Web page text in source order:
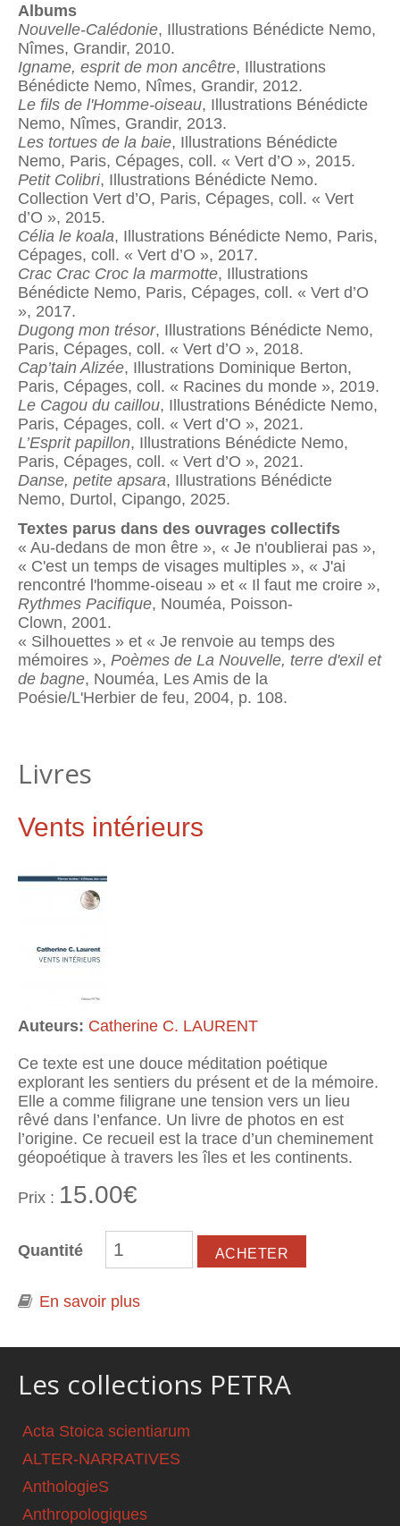
Albums
Nouvelle-Calédonie, Illustrations Bénédicte Nemo,
Nîmes, Grandir, 2010.
Igname, esprit de mon ancêtre, Illustrations
Bénédicte Nemo, Nîmes, Grandir, 2012.
Le fils de l'Homme-oiseau, Illustrations Bénédicte
Nemo, Nîmes, Grandir, 2013.
Les tortues de la baie, Illustrations Bénédicte
Nemo, Paris, Cépages, coll. « Vert d’O », 2015.
Petit Colibri, Illustrations Bénédicte Nemo.
Collection Vert d’O, Paris, Cépages, coll. « Vert
d’O », 2015.
Célia le koala, Illustrations Bénédicte Nemo, Paris,
Cépages, coll. « Vert d’O », 2017.
Crac Crac Croc la marmotte, Illustrations
Bénédicte Nemo, Paris, Cépages, coll. « Vert d’O
», 2017.
Dugong mon trésor, Illustrations Bénédicte Nemo,
Paris, Cépages, coll. « Vert d’O », 2018.
Cap’tain Alizée, Illustrations Dominique Berton,
Paris, Cépages, coll. « Racines du monde », 2019.
Le Cagou du caillou, Illustrations Bénédicte Nemo,
Paris, Cépages, coll. « Vert d’O », 2021.
L’Esprit papillon, Illustrations Bénédicte Nemo,
Paris, Cépages, coll. « Vert d’O », 2021.
Danse, petite apsara, Illustrations Bénédicte
Nemo, Durtol, Cipango, 2025.
Textes parus dans des ouvrages collectifs
« Au-dedans de mon être », « Je n'oublierai pas »,
« C'est un temps de visages multiples », « J'ai
rencontré l'homme-oiseau » et « Il faut me croire »,
Rythmes Pacifique, Nouméa, Poisson-
Clown, 2001.
« Silhouettes » et « Je renvoie au temps des
mémoires », Poèmes de La Nouvelle, terre d'exil et
de bagne, Nouméa, Les Amis de la
Poésie/L'Herbier de feu, 2004, p. 108.
Livres
Vents intérieurs
Auteurs: Catherine C. LAURENT
Ce texte est une douce méditation poétique
explorant les sentiers du présent et de la mémoire.
Elle a comme filigrane une tension vers un lieu
rêvé dans l’enfance. Un livre de photos en est
l’origine. Ce recueil est la trace d’un cheminement
géopoétique à travers les îles et les continents.
Prix : 15.00€
Quantité
En savoir plus
Les collections PETRA
Acta Stoica scientiarum
ALTER-NARRATIVES
AnthologieS
Anthropologiques